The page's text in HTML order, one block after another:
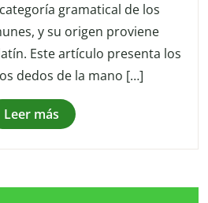
gramatical de los
y su origen proviene
Este artículo presenta los
dedos de la mano […]
Leer más